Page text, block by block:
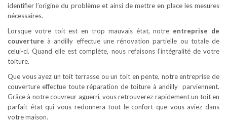
identifier l’origine du problème et ainsi de mettre en place les mesures
nécessaires.
Lorsque votre toit est en trop mauvais état, notre entreprise de
couverture à andilly effectue une rénovation partielle ou totale de
celui-ci. Quand elle est complète, nous refaisons l’intégralité de votre
toiture.
Que vous ayez un toit terrasse ou un toit en pente, notre entreprise de
couverture effectue toute réparation de toiture à andilly parviennent.
Grâce à notre couvreur aguerri, vous retrouverez rapidement un toit en
parfait état qui vous redonnera tout le confort que vous aviez dans
votre maison.